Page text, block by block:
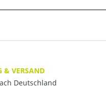
& VERSAND
Deutschland